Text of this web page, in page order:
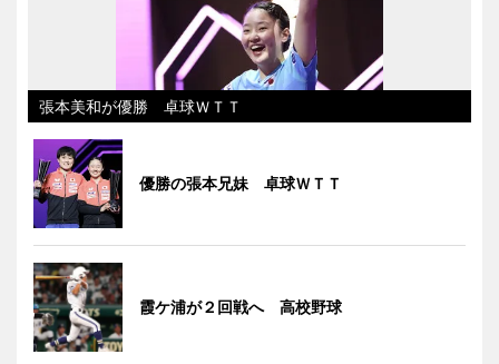
張本美和が優勝 卓球ＷＴＴ
優勝の張本兄妹 卓球ＷＴＴ
霞ケ浦が２回戦へ 高校野球